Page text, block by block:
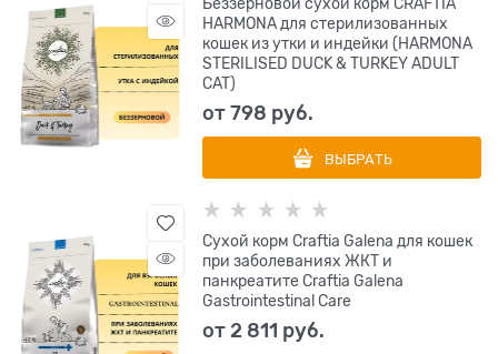
HARMONA для стерилизованных
кошек из утки и индейки (HARMONA
STERILISED DUCK & TURKEY ADULT
CAT)
от798 руб.
ВЫБРАТЬ
Сухой корм Craftia Galena для кошек
при заболеваниях ЖКТ и
панкреатите Craftia Galena
Gastrointestinal Сare
от2 811 руб.